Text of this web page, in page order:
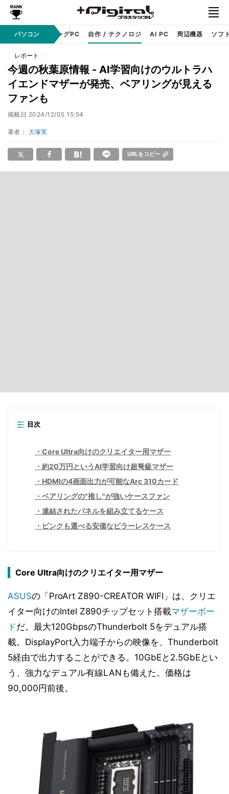
パソコン
PC本体 ゲーミングPC 自作 / テクノロジ AI PC 周辺機器 ソフ
レポート
今週の秋葉原情報 - AI学習向けのウルトラハ
イエンドマザーが発売、ベアリングが見える
ファンも
掲載日 2024/12/05 15:54
著者： 大塚実
URLをコピー
目次
Core Ultra向けのクリエイター用マザー
約20万円というAI学習向け超弩級マザー
HDMIの4画面出力が可能なArc 310カード
ベアリングの"推し"が強いケースファン
連結されたパネルを組み立てるケース
ピンクも選べる安価なピラーレスケース
Core Ultra向けのクリエイター用マザー
ASUSの「ProArt Z890-CREATOR WIFI」は、クリエ
イター向けのIntel Z890チップセット搭載マザーボー
ドだ。最大120GbpsのThunderbolt 5をデュアル搭
載。DisplayPort入力端子からの映像を、Thunderbolt
5経由で出力することができる。10GbEと2.5GbEとい
う、強力なデュアル有線LANも備えた。価格は
90,000円前後。